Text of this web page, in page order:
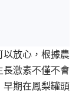
以放心，根據農
長激素不僅不會
早期在鳳梨罐頭